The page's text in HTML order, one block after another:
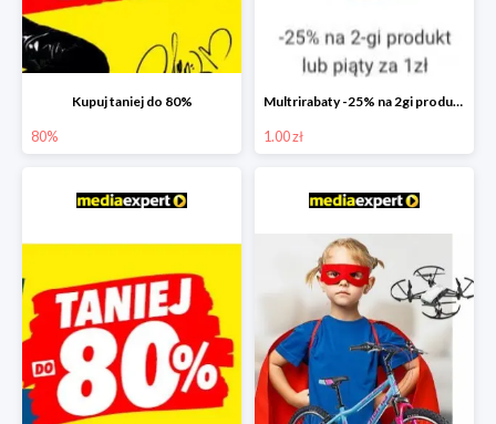
Kupuj taniej do 80%
80%
Multrirabaty -25% na 2gi produkt lub 5ty produkt za 1zł
1.00 zł